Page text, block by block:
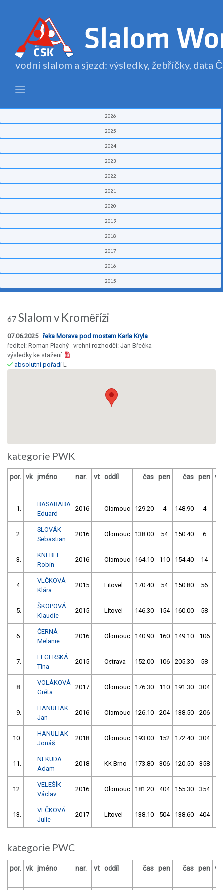
vodní slalom a sjezd: výsledky, žebříčky, data
2026
2025
2024
2023
2022
2021
2020
2019
2018
2017
2016
2015
67 Slalom v Kroměříži
07.06.2025 řeka Morava pod mostem Karla Kryla
ředitel: Roman Plachý vrchní rozhodčí: Jan Břečka
výsledky ke stažení:
absolutní pořadíL
kategorie PWK
por. vk jméno nar. vt oddíl čas pen čas pen
1.
BASARABA
Eduard
2016 Olomouc 129.20 4 148.90 4
2.
SLOVÁK
Sebastian
2016 Olomouc 138.00 54 150.40 6
3.
KNEBEL
Robin
2016 Olomouc 164.10 110 154.40 14
4.
VLČKOVÁ
Klára
2015 Litovel 170.40 54 150.80 56
5.
ŠKOPOVÁ
Klaudie
2015 Litovel 146.30 154 160.00 58
6.
ČERNÁ
Melanie
2016 Olomouc 140.90 160 149.10 106
7.
LEGERSKÁ
Tina
2015 Ostrava 152.00 106 205.30 58
8.
VOLÁKOVÁ
Gréta
2017 Olomouc 176.30 110 191.30 304
9.
HANULIAK
Jan
2016 Olomouc 126.10 204 138.50 206
10.
HANULIAK
Jonáš
2018 Olomouc 193.00 152 172.40 304
11.
NEKUDA
Adam
2018 KK Brno 173.80 306 120.50 358
12.
VELEŠÍK
Václav
2016 Olomouc 181.20 404 155.30 354
13.
VLČKOVÁ
Julie
2017 Litovel 138.10 504 138.60 404
kategorie PWC
por. vk jméno nar. vt oddíl čas pen čas pen